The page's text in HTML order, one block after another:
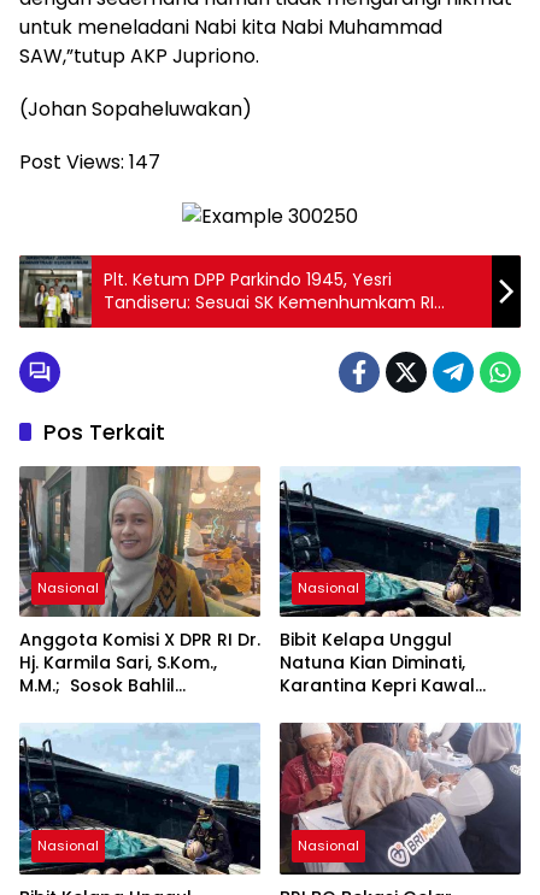
untuk meneladani Nabi kita Nabi Muhammad
SAW,”tutup AKP Jupriono.
(Johan Sopaheluwakan)
Post Views: 147
Plt. Ketum DPP Parkindo 1945, Yesri
Tandiseru: Sesuai SK Kemenhumkam RI
yang Masih Berlaku, Klaim Alida Guyer
sebagai Caretaker Ketum dan Max Mellen
sebagai Caretaker Sekjen DPP Parkindo 1945
itu Melanggar AD/ART dan Tidak Sah!
Pos Terkait
Nasional
Anggota Komisi X DPR RI Dr.
Hj. Karmila Sari, S.Kom.,
M.M.; Sosok Bahlil
Sumber Inspirasi bagi
Generasi Muda, Pelaku
Usaha, Pemerintah,
maupun Pemangku
Kepentingan lainnya untuk
bersama-sama
Memberikan Kontribusi
Nasional
Bibit Kelapa Unggul
Natuna Kian Diminati,
Karantina Kepri Kawal
Bintan
Nasional Nasional